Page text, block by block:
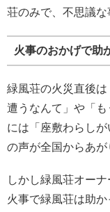
荘のみで、不思議な
火事のおかげで助
緑風荘の火災直後
遭うなんて」や「
には「座敷わらし
の声が全国からあが
しかし緑風荘オー
火事で緑風荘は助